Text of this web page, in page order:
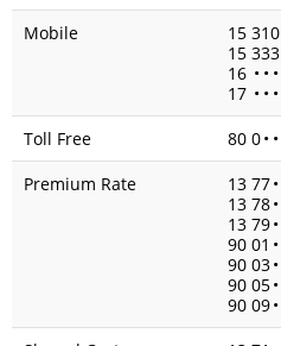
Mobile
15 310
15 333
16 • • •
17 • • •
Toll Free
80 0• •
Premium Rate
13 77•
13 78•
13 79•
90 01 •
90 03•
90 05•
90 09•